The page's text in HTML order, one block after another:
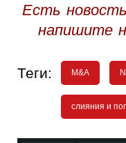
Есть
напишите
Теги: M&A
слияния и